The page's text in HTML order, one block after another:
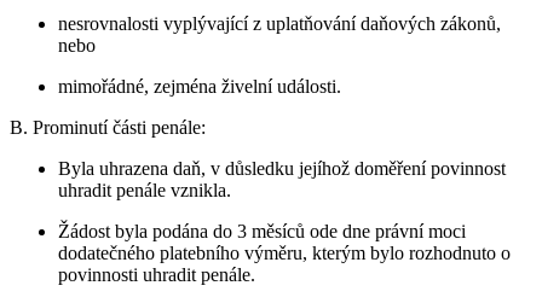
nesrovnalosti vyplývající z uplatňování daňových zákonů,
nebo
mimořádné, zejména živelní události.
B. Prominutí části penále:
Byla uhrazena daň, v důsledku jejíhož doměření povinnost
uhradit penále vznikla.
Žádost byla podána do 3 měsíců ode dne právní moci
dodatečného platebního výměru, kterým bylo rozhodnuto o
povinnosti uhradit penále.